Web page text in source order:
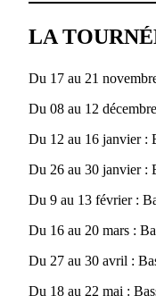
LA
Du 17 au 21
Du 08 au 12
Du 12 au 16 janvier :
Du 26 au 30 janvier :
Du 9 au 13 février :
Du 16 au 20 mars :
Du 27 au 30 avril :
Du 18 au 22 mai :